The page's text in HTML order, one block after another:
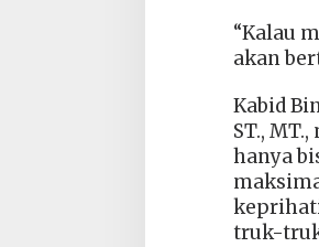
“Kalau
akan
Kabid
ST.,
hanya
truk-